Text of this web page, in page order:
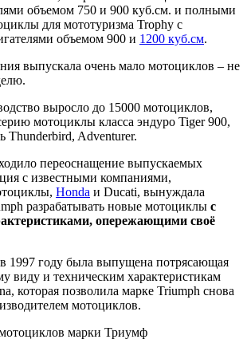
объемом 750 и 900 куб.см. и полными
для мототуризма Trophy с
объемом 900 и 1200 куб.см.
выпускала очень мало мотоциклов – не
выросло до 15000 мотоциклов,
мотоциклы класса эндуро Tiger 900,
Thunderbird, Adventurer.
переоснащение выпускаемых
с известными компаниями,
Honda и Ducati, вынуждала
разрабатывать новые мотоциклы с
опережающими своё
в 1997 году была выпущена потрясающая
виду и техническим характеристикам
которая позволила марке Triumph снова
мотоциклов.